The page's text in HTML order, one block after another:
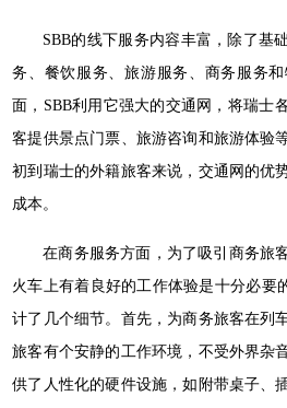
SBB的线下服务内容丰富，除了基
务、餐饮服务、旅游服务、商务服务
面，SBB利用它强大的交通网，将瑞士
客提供景点门票、旅游咨询和旅游体验
初到瑞士的外籍旅客来说，交通网的优
成本。
在商务服务方面，为了吸引商务旅
火车上有着良好的工作体验是十分必要
计了几个细节。首先，为商务旅客在列
旅客有个安静的工作环境，不受外界杂
供了人性化的硬件设施，如附带桌子、